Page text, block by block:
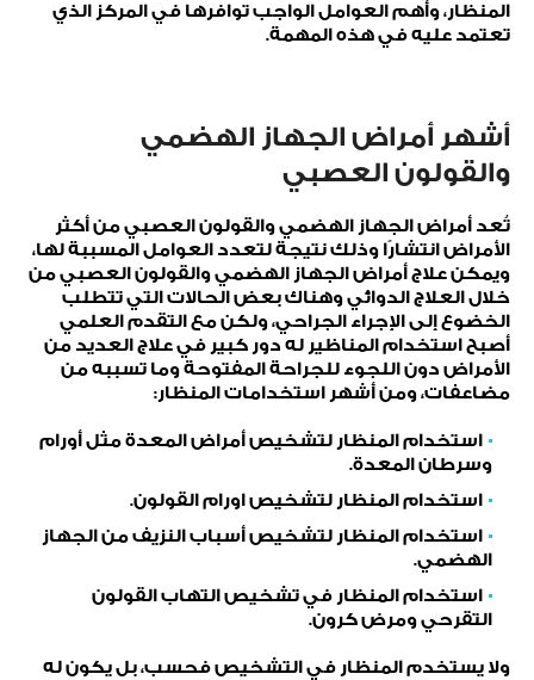
المنظار، وأهم العوامل الواجب توافرها في المركز الذي
تعتمد عليه في هذه المهمة.
أشهر أمراض الجهاز الهضمي
والقولون العصبي
تُعد أمراض الجهاز الهضمي والقولون العصبي من أكثر
الأمراض انتشارًا وذلك نتيجة لتعدد العوامل المسببة لها،
ويمكن علاج أمراض الجهاز الهضمي والقولون العصبي من
خلال العلاج الدوائي وهناك بعض الحالات التي تتطلب
الخضوع إلى الإجراء الجراحي، ولكن مع التقدم العلمي
أصبح استخدام المناظير له دور كبير في علاج العديد من
الأمراض دون اللجوء للجراحة المفتوحة وما تسببه من
مضاعفات، ومن أشهر استخدامات المنظار:
استخدام المنظار لتشخيص أمراض المعدة مثل أورام
وسرطان المعدة.
استخدام المنظار لتشخيص اورام القولون.
استخدام المنظار لتشخيص أسباب النزيف من الجهاز
الهضمي.
استخدام المنظار في تشخيص التهاب القولون
التقرحي ومرض كرون.
ولا يستخدم المنظار في التشخيص فحسب، بل يكون له